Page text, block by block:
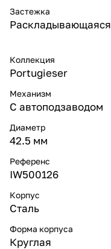
Застежка
Раскладывающаяся
Коллекция
Portugieser
Механизм
С автоподзаводом
Диаметр
42.5 мм
Референс
IW500126
Корпус
Сталь
Форма корпуса
Круглая